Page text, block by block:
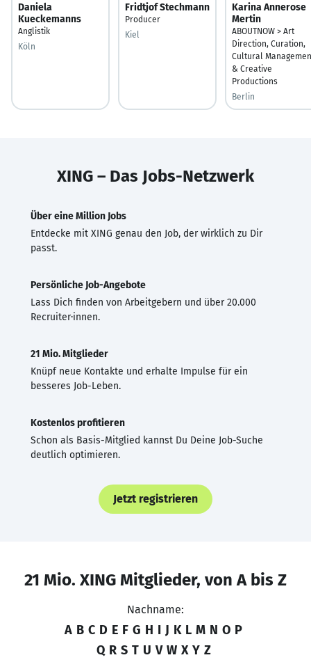
Daniela
Kueckemanns
Anglistik
Köln
Fridtjof Stechmann
Producer
Kiel
Karina Annerose
Mertin
ABOUTNOW > Art
Direction, Curation,
Cultural
& Creative
Productions
Berlin
XING – Das Jobs-Netzwerk
Über eine Million Jobs
Entdecke mit XING genau den Job, der wirklich zu Dir
passt.
Persönliche Job-Angebote
Lass Dich finden von Arbeitgebern und über 20.000
Recruiter·innen.
21 Mio. Mitglieder
Knüpf neue Kontakte und erhalte Impulse für ein
besseres Job-Leben.
Kostenlos profitieren
Schon als Basis-Mitglied kannst Du Deine Job-Suche
deutlich optimieren.
Jetzt registrieren
21 Mio. XING Mitglieder, von A bis Z
Nachname:
A B C D E F G H I J K L M N O P
Q R S T U V W X Y Z